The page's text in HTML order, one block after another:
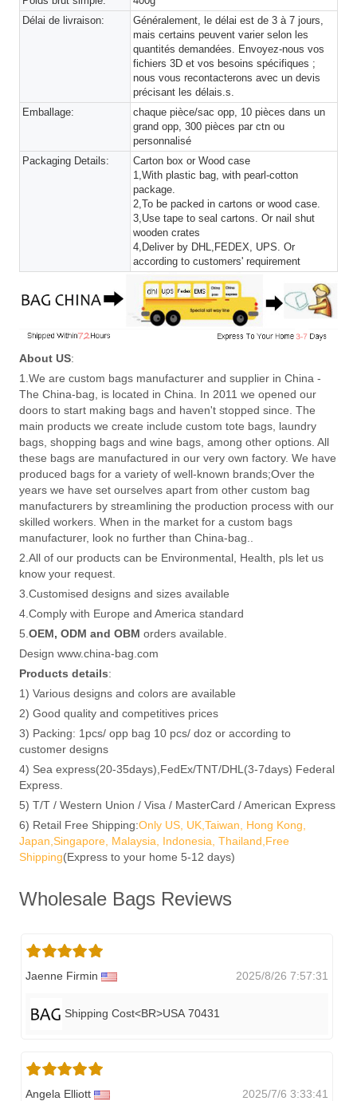
Délai de livraison:
Généralement, le délai est de 3 à 7 jours,
mais certains peuvent varier selon les
quantités demandées. Envoyez-nous vos
fichiers 3D et vos besoins spécifiques ;
nous vous recontacterons avec un devis
précisant les délais.s.
Emballage:
chaque pièce/sac opp, 10 pièces dans un
grand opp, 300 pièces par ctn ou
personnalisé
Packaging Details:
Carton box or Wood case
1,With plastic bag, with pearl-cotton
package.
2,To be packed in cartons or wood case.
3,Use tape to seal cartons. Or nail shut
wooden crates
4,Deliver by DHL,FEDEX, UPS. Or
according to customers' requirement
About US:
1.We are custom bags manufacturer and supplier in China -
The China-bag, is located in China. In 2011 we opened our
doors to start making bags and haven't stopped since. The
main products we create include custom tote bags, laundry
bags, shopping bags and wine bags, among other options. All
these bags are manufactured in our very own factory. We have
produced bags for a variety of well-known brands;Over the
years we have set ourselves apart from other custom bag
manufacturers by streamlining the production process with our
skilled workers. When in the market for a custom bags
manufacturer, look no further than China-bag..
2.All of our products can be Environmental, Health, pls let us
know your request.
3.Customised designs and sizes available
4.Comply with Europe and America standard
5. OEM, ODM and OBM orders available.
Design www.china-bag.com
Products details:
1) Various designs and colors are available
2) Good quality and competitives prices
3) Packing: 1pcs/ opp bag 10 pcs/ doz or according to
customer designs
4) Sea express(20-35days),FedEx/TNT/DHL(3-7days) Federal
Express.
5) T/T / Western Union / Visa / MasterCard / American Express
6) Retail Free Shipping:Only US, UK,Taiwan, Hong Kong,
Japan,Singapore, Malaysia, Indonesia, Thailand,Free
Shipping(Express to your home 5-12 days)
Wholesale Bags Reviews
Jaenne Firmin 2025/8/26 7:57:31
Shipping Cost<BR>USA 70431
Angela Elliott 2025/7/6 3:33:41